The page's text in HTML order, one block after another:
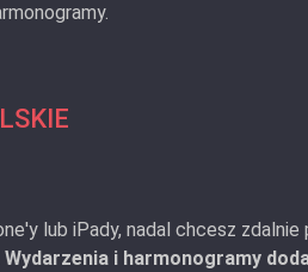
lub iPady, nadal chcesz zdalnie
Wydarzenia i harmonogramy